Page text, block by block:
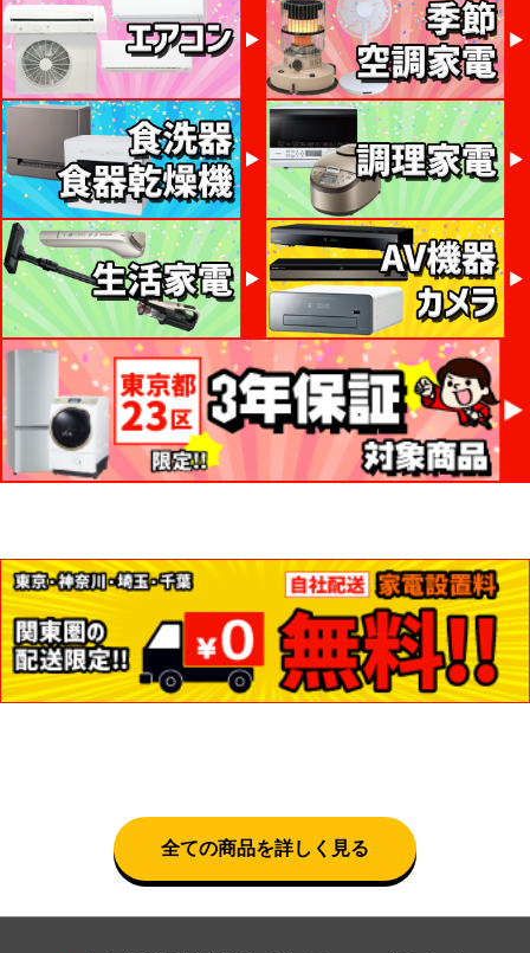
全ての商品を詳しく見る